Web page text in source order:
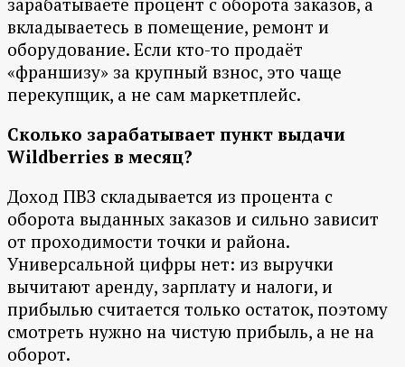
вкладываетесь в помещение, ремонт и
оборудование. Если кто-то продаёт
«франшизу» за крупный взнос, это чаще
перекупщик, а не сам маркетплейс.
Сколько зарабатывает пункт выдачи
Wildberries в месяц?
Доход ПВЗ складывается из процента с
оборота выданных заказов и сильно зависит
от проходимости точки и района.
Универсальной цифры нет: из выручки
вычитают аренду, зарплату и налоги, и
прибылью считается только остаток, поэтому
смотреть нужно на чистую прибыль, а не на
оборот.